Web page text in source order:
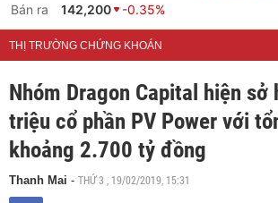
Bán ra
142,200 -0.35%
THỊ TRƯỜNG CHỨNG KHOÁN
Nhóm Dragon Capital hiện sở
triệu cổ phần PV Power với
khoảng 2.700 tỷ đồng
Thanh Mai - THỨ 3 , 19/02/2019, 15:31